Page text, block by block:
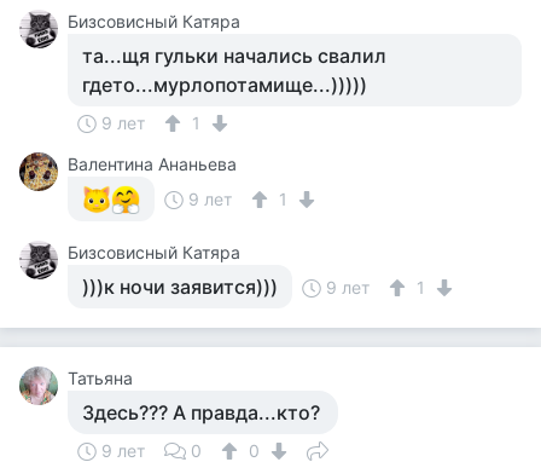
Бизсовисный Катяра
та...щя гульки начались свалил
гдето...мурлопотамище...)))))
9 лет
1
Валентина Ананьева
9 лет
1
Бизсовисный Катяра
)))к ночи заявится))) 9 лет 1
Татьяна
Здесь??? А правда...кто?
9 лет 0 0